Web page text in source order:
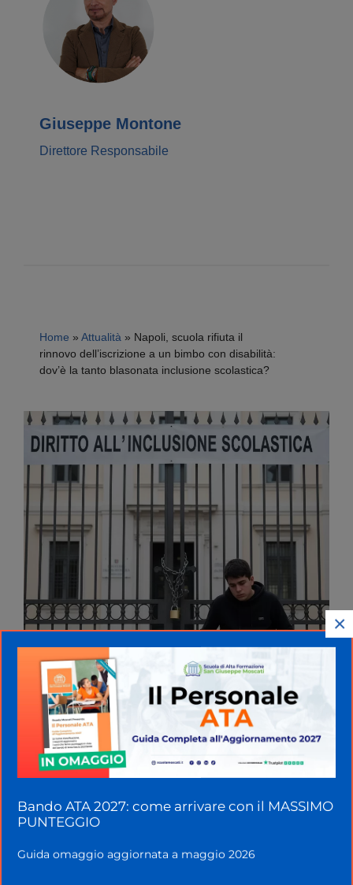
Giuseppe Montone
Direttore Responsabile
Home » Attualità » Napoli, scuola rifiuta il
rinnovo dell’iscrizione a un bimbo con disabilità:
dov’è la tanto blasonata inclusione scolastica?
Napoli, scuola rifiuta il rinnovo
dell’iscrizione a un bimbo con
disabilità: dov’è la tanto
blasonata inclusione
scolastica?
×
Bando ATA 2027: come arrivare con il MASSIMO
PUNTEGGIO
Guida omaggio aggiornata a maggio 2026